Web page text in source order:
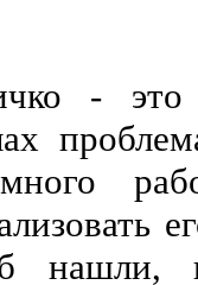
- это
нашли,